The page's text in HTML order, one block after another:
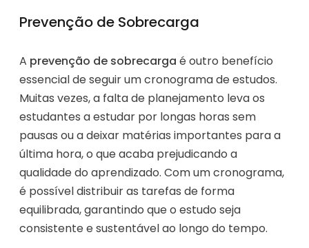
Prevenção de Sobrecarga
A prevenção de sobrecarga é outro benefício
essencial de seguir um cronograma de estudos.
Muitas vezes, a falta de planejamento leva os
estudantes a estudar por longas horas sem
pausas ou a deixar matérias importantes para a
última hora, o que acaba prejudicando a
qualidade do aprendizado. Com um cronograma,
é possível distribuir as tarefas de forma
equilibrada, garantindo que o estudo seja
consistente e sustentável ao longo do tempo.